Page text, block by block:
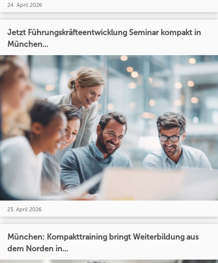
24. April 2026
Jetzt Führungskräfteentwicklung Seminar kompakt in
München...
23. April 2026
München: Kompakttraining bringt Weiterbildung aus
dem Norden in...